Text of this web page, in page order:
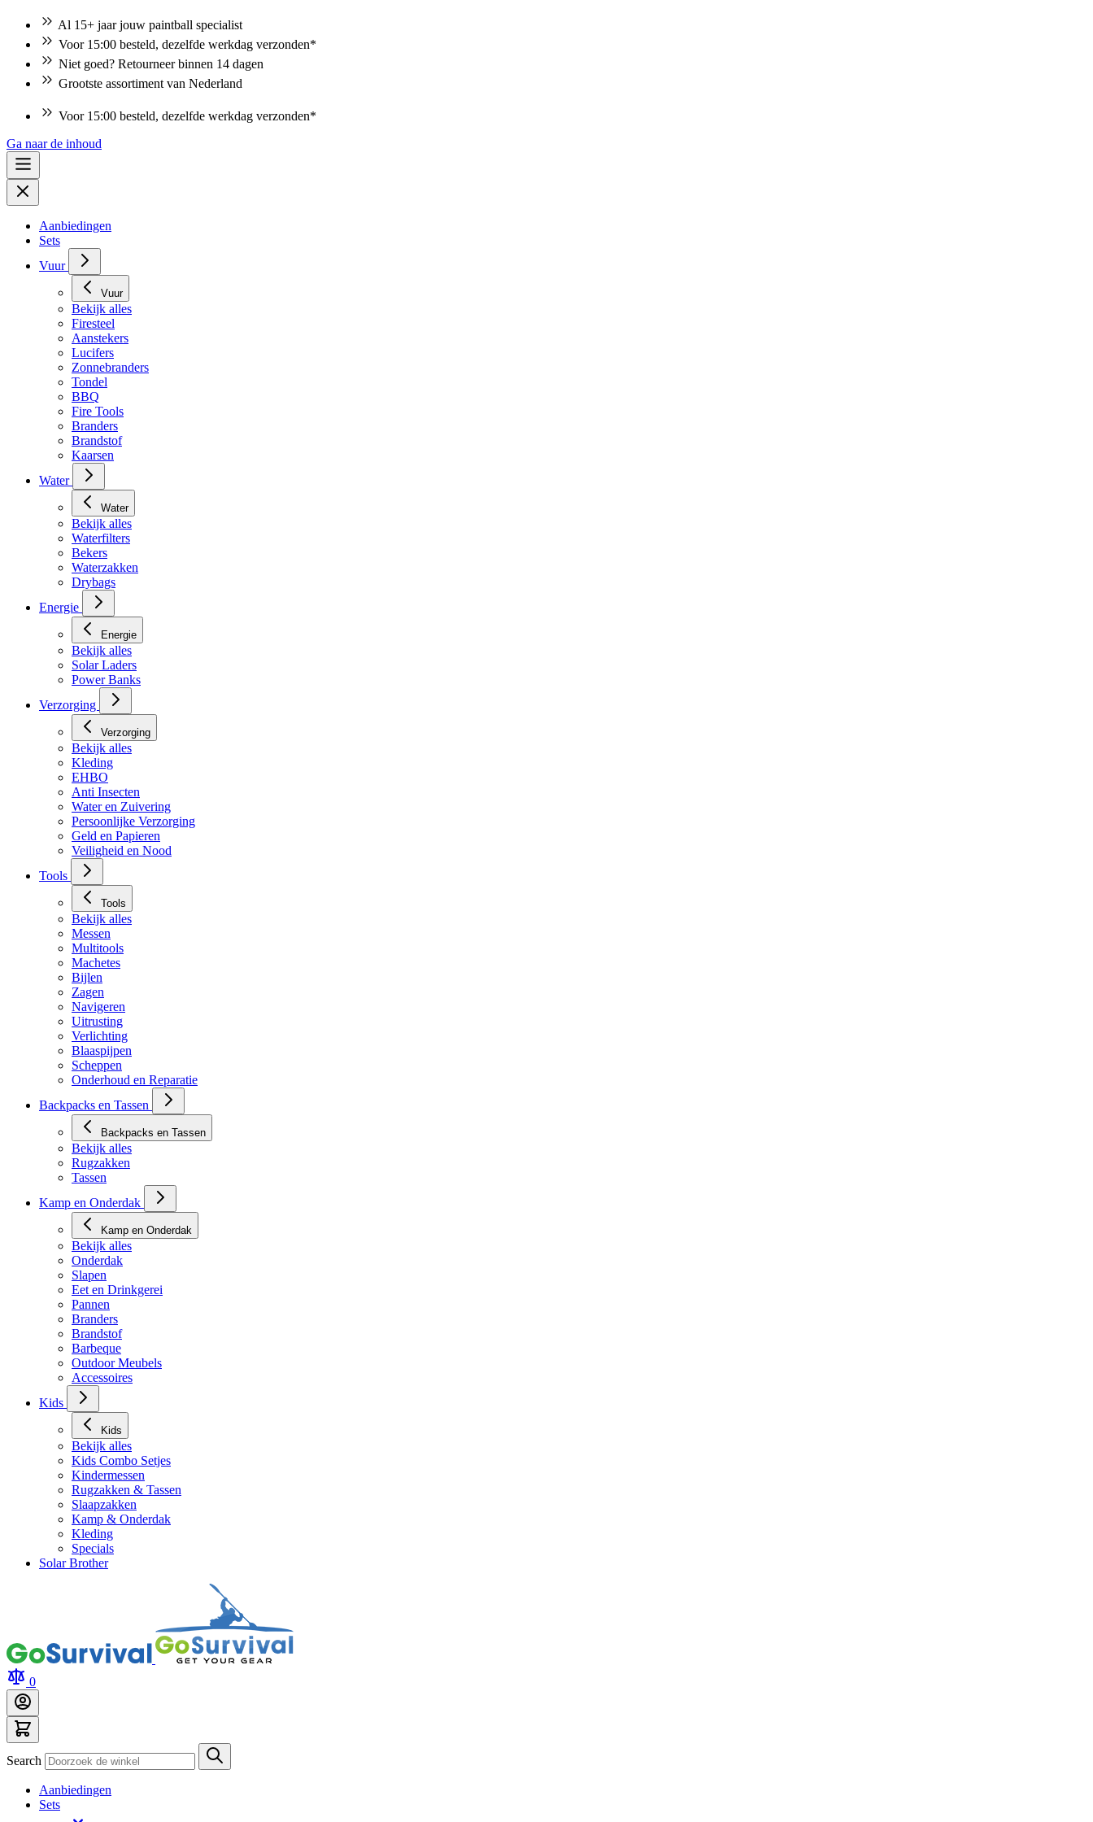
Al 15+ jaar jouw paintball specialist
Voor 15:00 besteld, dezelfde werkdag verzonden*
Niet goed? Retourneer binnen 14 dagen
Grootste assortiment van Nederland
Voor 15:00 besteld, dezelfde werkdag verzonden*
Ga naar de inhoud
Aanbiedingen
Sets
Vuur
Vuur
Bekijk alles
Firesteel
Aanstekers
Lucifers
Zonnebranders
Tondel
BBQ
Fire Tools
Branders
Brandstof
Kaarsen
Water
Water
Bekijk alles
Waterfilters
Bekers
Waterzakken
Drybags
Energie
Energie
Bekijk alles
Solar Laders
Power Banks
Verzorging
Verzorging
Bekijk alles
Kleding
EHBO
Anti Insecten
Water en Zuivering
Persoonlijke Verzorging
Geld en Papieren
Veiligheid en Nood
Tools
Tools
Bekijk alles
Messen
Multitools
Machetes
Bijlen
Zagen
Navigeren
Uitrusting
Verlichting
Blaaspijpen
Scheppen
Onderhoud en Reparatie
Backpacks en Tassen
Backpacks en Tassen
Bekijk alles
Rugzakken
Tassen
Kamp en Onderdak
Kamp en Onderdak
Bekijk alles
Onderdak
Slapen
Eet en Drinkgerei
Pannen
Branders
Brandstof
Barbeque
Outdoor Meubels
Accessoires
Kids
Kids
Bekijk alles
Kids Combo Setjes
Kindermessen
Rugzakken & Tassen
Slaapzakken
Kamp & Onderdak
Kleding
Specials
Solar Brother
0
Search
Aanbiedingen
Sets